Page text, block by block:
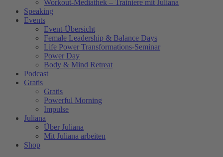
Workout-Mediathek – Trainiere mit Juliana
Speaking
Events
Event-Übersicht
Female Leadership & Balance Days
Life Power Transformations-Seminar
Power Day
Body & Mind Retreat
Podcast
Gratis
Gratis
Powerful Morning
Impulse
Juliana
Über Juliana
Mit Juliana arbeiten
Shop